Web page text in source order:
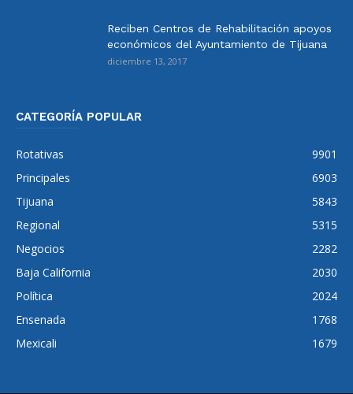
Reciben Centros de Rehabilitación apoyos
económicos del Ayuntamiento de Tijuana
diciembre 13, 2017
CATEGORÍA POPULAR
Rotativas
9901
Principales
6903
Tijuana
5843
Regional
5315
Negocios
2282
Baja California
2030
Política
2024
Ensenada
1768
Mexicali
1679